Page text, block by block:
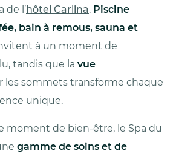
de l’hôtel Carlina. Piscine
bain à remous, sauna et
à un moment de
tandis que la vue
les sommets transforme chaque
unique.
moment de bien‑être, le Spa du
gamme de soins et de